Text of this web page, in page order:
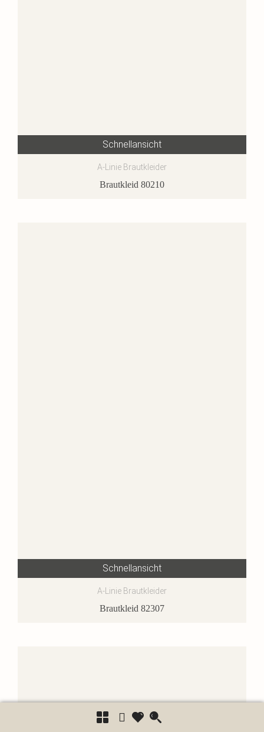
Schnellansicht
A-Linie Brautkleider
Brautkleid 80210
Schnellansicht
A-Linie Brautkleider
Brautkleid 82307